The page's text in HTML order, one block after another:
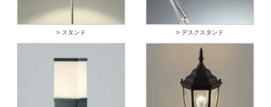
> スタンド > デスクスタンド